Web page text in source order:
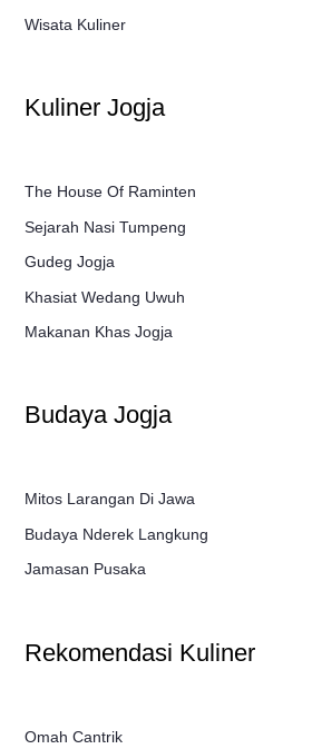
Wisata Kuliner
Kuliner Jogja
The House Of Raminten
Sejarah Nasi Tumpeng
Gudeg Jogja
Khasiat Wedang Uwuh
Makanan Khas Jogja
Budaya Jogja
Mitos Larangan Di Jawa
Budaya Nderek Langkung
Jamasan Pusaka
Rekomendasi Kuliner
Omah Cantrik